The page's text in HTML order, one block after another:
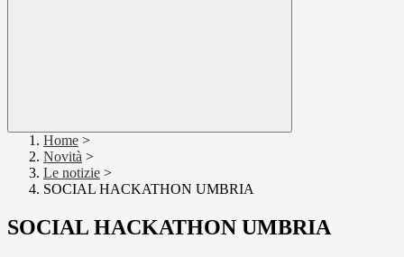
Home >
Novità >
Le notizie >
SOCIAL HACKATHON UMBRIA
SOCIAL HACKATHON UMBRIA